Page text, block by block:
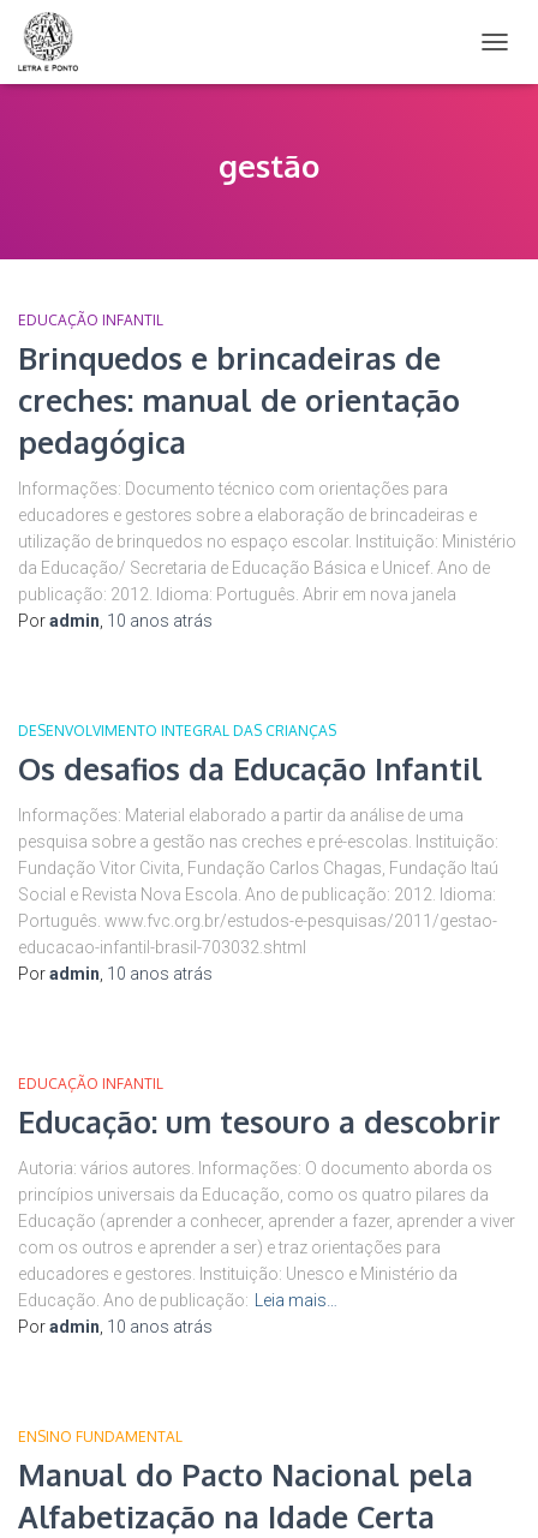
gestão
EDUCAÇÃO INFANTIL
Brinquedos e brincadeiras de
creches: manual de orientação
pedagógica
Informações: Documento técnico com orientações para
educadores e gestores sobre a elaboração de brincadeiras e
utilização de brinquedos no espaço escolar. Instituição: Ministério
da Educação/ Secretaria de Educação Básica e Unicef. Ano de
publicação: 2012. Idioma: Português. Abrir em nova janela
Poradmin 10 anos atrás
DESENVOLVIMENTO INTEGRAL DAS CRIANÇAS
Os desafios da Educação Infantil
Informações: Material elaborado a partir da análise de uma
pesquisa sobre a gestão nas creches e pré-escolas. Instituição:
Fundação Vitor Civita, Fundação Carlos Chagas, Fundação Itaú
Social e Revista Nova Escola. Ano de publicação: 2012. Idioma:
Português. www.fvc.org.br/estudos-e-pesquisas/2011/gestao-
educacao-infantil-brasil-703032.shtml
Poradmin 10 anos atrás
EDUCAÇÃO INFANTIL
Educação: um tesouro a descobrir
Autoria: vários autores. Informações: O documento aborda os
princípios universais da Educação, como os quatro pilares da
Educação (aprender a conhecer, aprender a fazer, aprender a viver
com os outros e aprender a ser) e traz orientações para
educadores e gestores. Instituição: Unesco e Ministério da
Educação. Ano de publicação:
Leia mais…
Poradmin 10 anos atrás
ENSINO FUNDAMENTAL
Manual do Pacto Nacional pela
Alfabetização na Idade Certa